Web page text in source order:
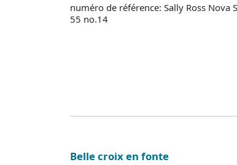
numéro de référence: Sally Ross
55 no.14
Belle croix en fonte